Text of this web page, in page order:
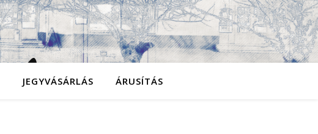
JEGYVÁSÁRLÁS ÁRUSÍTÁS